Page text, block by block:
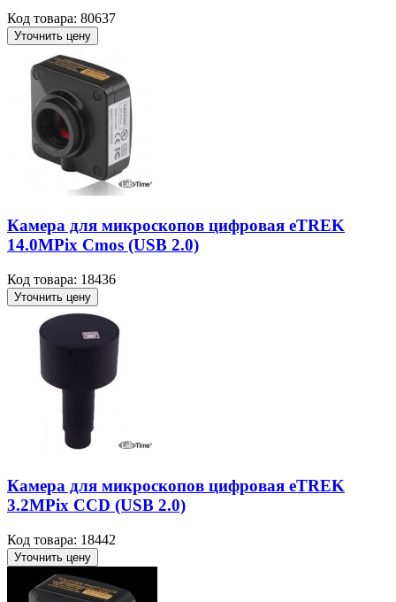
Код товара: 80637
Уточнить цену
Камера для микроскопов цифровая eTREK
14.0MPix Cmos (USB 2.0)
Код товара: 18436
Уточнить цену
Камера для микроскопов цифровая eTREK
3.2MPix CCD (USB 2.0)
Код товара: 18442
Уточнить цену